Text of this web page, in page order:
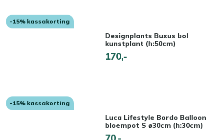
-15% kassakorting
Designplants Buxus bol
kunstplant (h:50cm)
170,-
-15% kassakorting
Luca Lifestyle Bordo Balloon
bloempot S ø30cm (h:30cm)